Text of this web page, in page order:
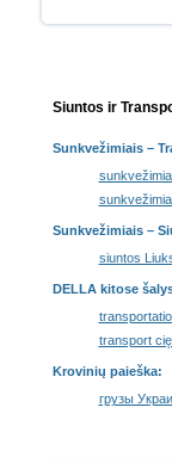
Siuntos ir
Sunkvežimiais–
Sunkvežimiais –
siuntos
DELLA kitose
transport
Krovinių paieška:
грузы